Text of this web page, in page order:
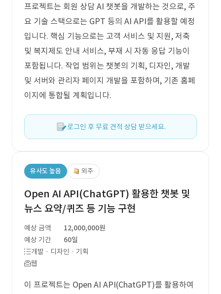
프로젝트는 회원 상담 AI 챗봇을 개발하는 것으로, 주
요 기술 스택으로는 GPT 등의 AI API를 활용할 예정
입니다. 핵심 기능으로는 고객 서비스 및 지원, 저축
및 복지제도 안내 서비스, 부재 시 자동 응답 기능이
포함됩니다. 작업 범위는 챗봇의 기획, 디자인, 개발
및 서버와 관리자 페이지 개발을 포함하며, 기존 홈페
이지에 통합될 계획입니다.
로그인 후 무료 견적 상담 받으세요.
유사도 높음 외주
Open AI API(ChatGPT) 활용한 챗봇 및
뉴스 요약/퀴즈 등 기능 구현
예상 금액
12,000,000원
예상 기간
60일
개발 · 디자인 · 기획
웹
이 프로젝트는 Open AI API(ChatGPT)를 활용하여